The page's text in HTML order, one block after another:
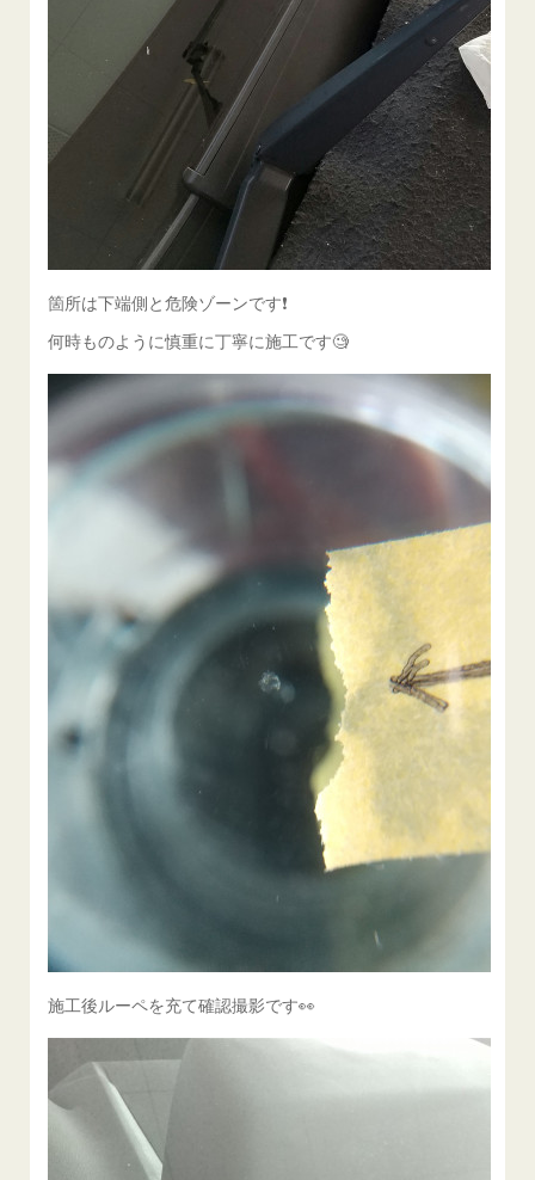
箇所は下端側と危険ゾーンです❗️
何時ものように慎重に丁寧に施工です🧐
施工後ルーペを充て確認撮影です👀